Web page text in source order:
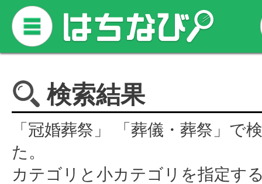
検索結果
「冠婚葬祭」 「葬儀・葬祭」で
た。
カテゴリと小カテゴリを指定す